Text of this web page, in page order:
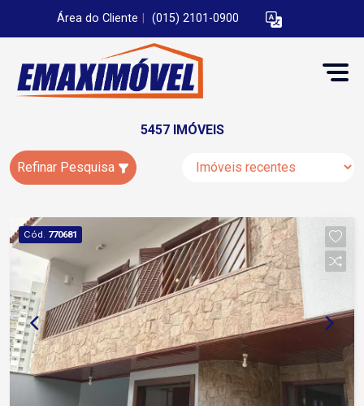
Área do Cliente (015) 2101-0900
5457 IMÓVEIS
Refinar Pesquisa
Cód. 770681